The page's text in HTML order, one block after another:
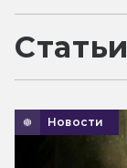
Статьи
Новости